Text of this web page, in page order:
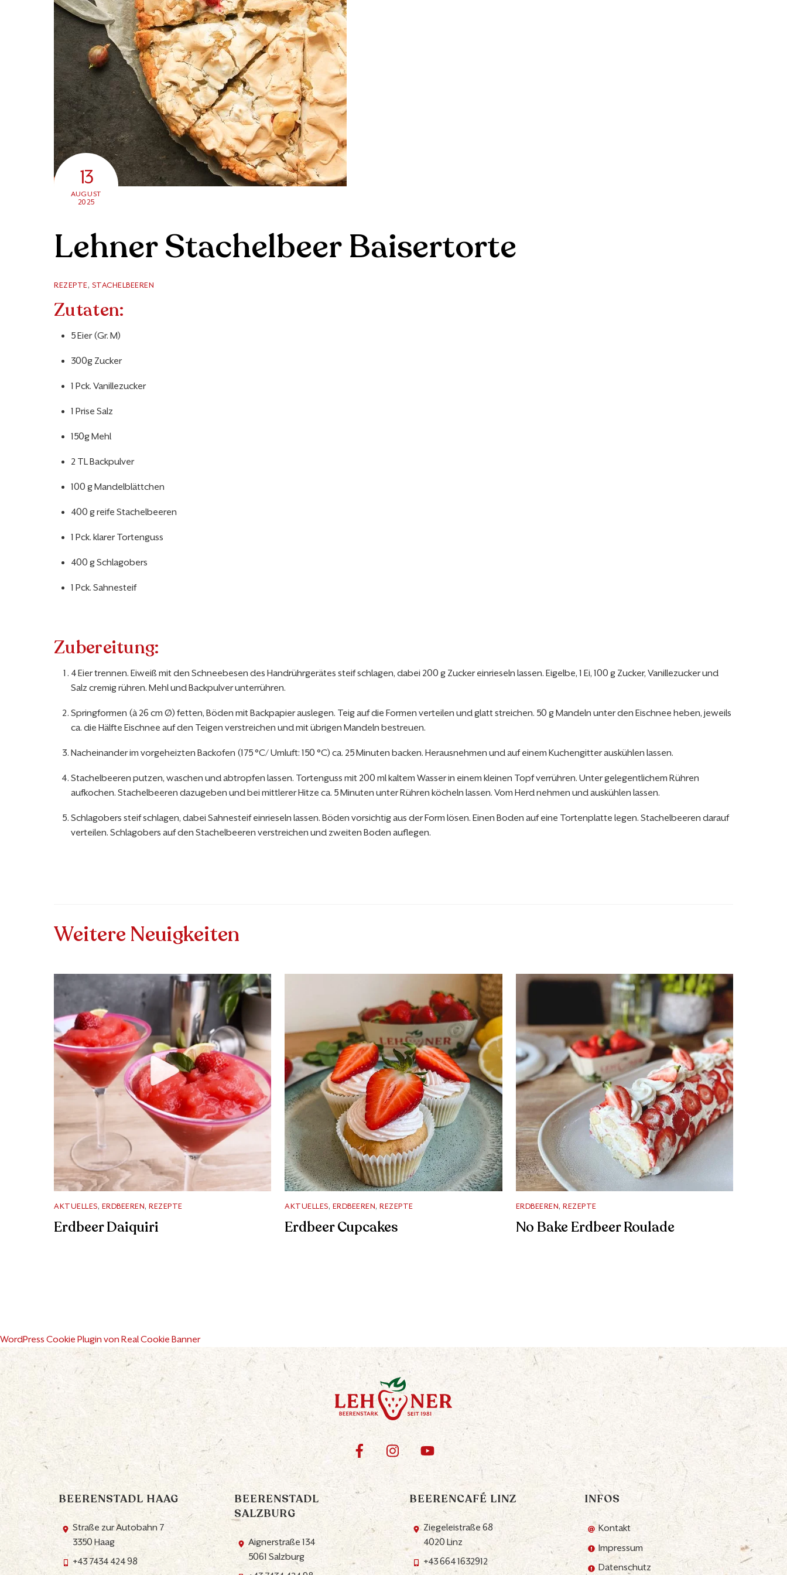
13
AUGUST
2025
Lehner Stachelbeer Baisertorte
REZEPTE, STACHELBEEREN
Zutaten:
5 Eier (Gr. M)
300g Zucker
1 Pck. Vanillezucker
1 Prise Salz
150g Mehl
2 TL Backpulver
100 g Mandelblättchen
400 g reife Stachelbeeren
1 Pck. klarer Tortenguss
400 g Schlagobers
1 Pck. Sahnesteif
Zubereitung:
4 Eier trennen. Eiweiß mit den Schneebesen des Handrührgerätes steif schlagen, dabei 200 g Zucker einrieseln lassen. Eigelbe, 1 Ei, 100 g Zucker, Vanillezucker und
Salz cremig rühren. Mehl und Backpulver unterrühren.
Springformen (à 26 cm Ø) fetten, Böden mit Backpapier auslegen. Teig auf die Formen verteilen und glatt streichen. 50 g Mandeln unter den Eischnee heben, jeweils
ca. die Hälfte Eischnee auf den Teigen verstreichen und mit übrigen Mandeln bestreuen.
Nacheinander im vorgeheizten Backofen (175 °C/ Umluft: 150 °C) ca. 25 Minuten backen. Herausnehmen und auf einem Kuchengitter auskühlen lassen.
Stachelbeeren putzen, waschen und abtropfen lassen. Tortenguss mit 200 ml kaltem Wasser in einem kleinen Topf verrühren. Unter gelegentlichem Rühren
aufkochen. Stachelbeeren dazugeben und bei mittlerer Hitze ca. 5 Minuten unter Rühren köcheln lassen. Vom Herd nehmen und auskühlen lassen.
Schlagobers steif schlagen, dabei Sahnesteif einrieseln lassen. Böden vorsichtig aus der Form lösen. Einen Boden auf eine Tortenplatte legen. Stachelbeeren darauf
verteilen. Schlagobers auf den Stachelbeeren verstreichen und zweiten Boden auflegen.
Weitere Neuigkeiten
AKTUELLES, ERDBEEREN, REZEPTE
Erdbeer Daiquiri
AKTUELLES, ERDBEEREN,REZEPTE
Erdbeer Cupcakes
ERDBEEREN,REZEPTE
No Bake Erdbeer Roulade
WordPress Cookie Plugin von Real Cookie Banner
BEERENSTADL HAAG
Straße zur Autobahn 7
3350 Haag
+43 7434 424 98
BEERENSTADL
SALZBURG
Aignerstraße 134
5061 Salzburg
BEERENCAFÉ LINZ
Ziegeleistraße 68
4020 Linz
+43 664 1632912
INFOS
Kontakt
Impressum
Datenschutz